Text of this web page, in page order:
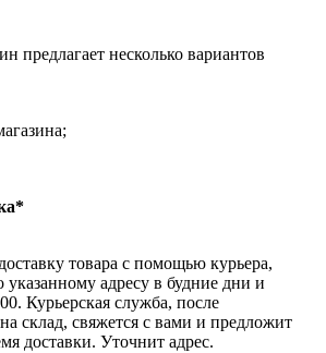
предлагает несколько вариантов
товара с помощью курьера,
указанному адресу в будние дни и
Курьерская служба, после
склад, свяжется с вами и предложит
доставки. Уточнит адрес.